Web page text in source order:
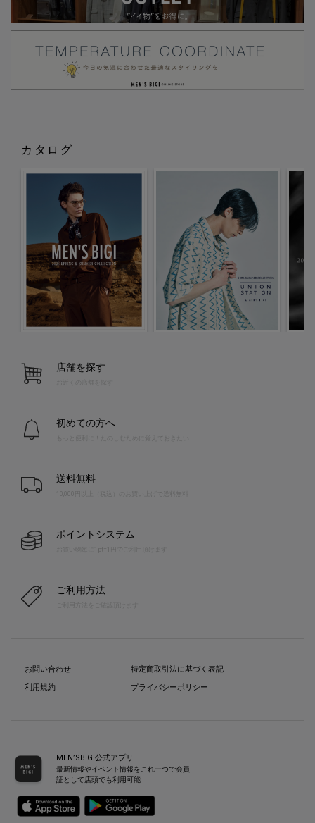
カタログ
店舗を探す
お近くの店舗を探す
初めての方へ
送料無料
10,000円以上（税込）のお買い上げで送料無料
ポイントシステム
お買い物毎に1pt=1円でご利用頂けます
ご利用方法
お問い合わせ
利用規約
特定商取引法に基づく表記
プライバシーポリシー
MEN’SBIGI公式アプリ
最新情報やイベント情報をこれ一つで会員
証として店頭でも利用可能